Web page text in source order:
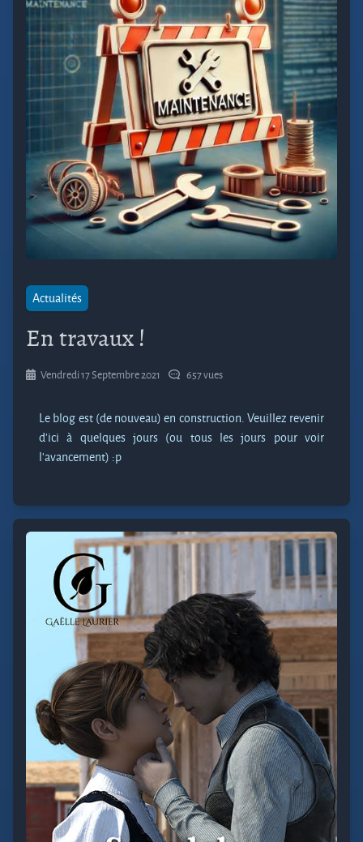
Actualités
En travaux !
Vendredi 17 Septembre 2021 657 vues
Le blog est (de nouveau) en construction. Veuillez revenir
d’ici à quelques jours (ou tous les jours pour voir
l’avancement) :p